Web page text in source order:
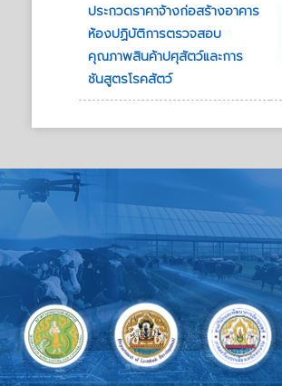
ประกวดราคาจ้างก่อสร้างอาคาร
ห้องปฏิบัติการตรวจสอบ
คุณภาพสินค้าปศุสัตว์และการ
ชันสูตรโรคสัตว์